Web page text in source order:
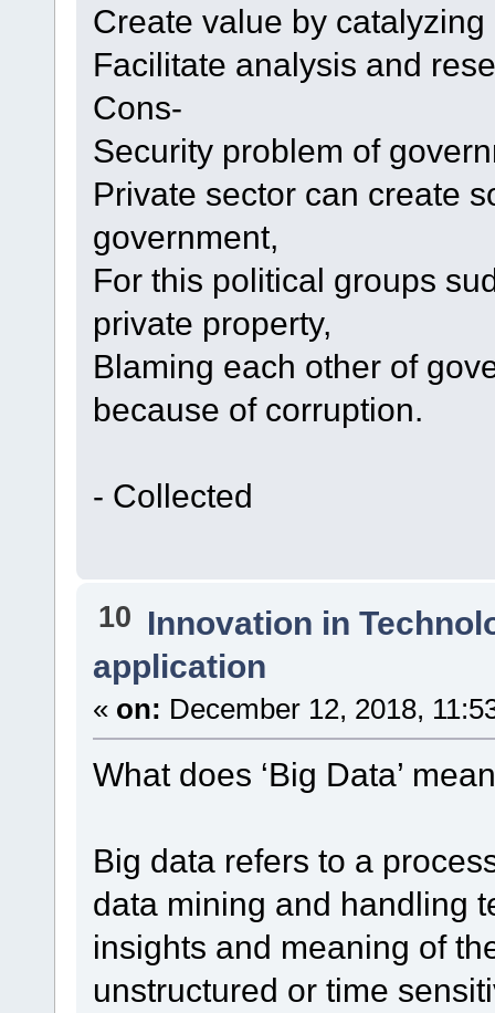
Create value by
Facilitate analysis and
Cons-
Security problem of
Private sector can create
government,
For this political groups
private property,
Blaming each other of
because of corruption.
- Collected
10 Innovation in
application
« on: December 12, 2018,
What does ‘Big Data’
Big data refers to a
data mining and handling
insights and meaning of
unstructured or time